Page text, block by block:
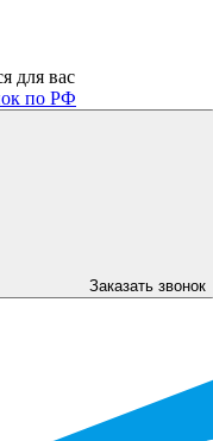
для вас
по РФ
Заказать звонок